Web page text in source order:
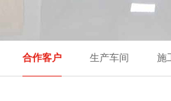
合作客户 生产车间 施